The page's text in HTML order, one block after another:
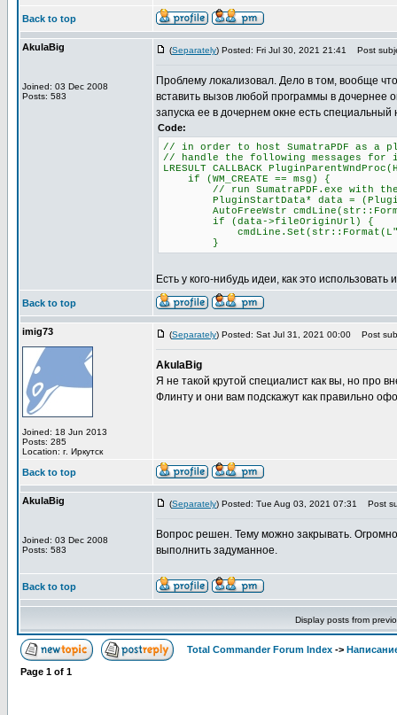
Back to top
AkulaBig
Joined: 03 Dec 2008
Posts: 583
(Separately) Posted: Fri Jul 30, 2021 21:41 Post
Проблему локализовал. Дело в том, вообще
вставить вызов любой программы в дочернее
запуска ее в дочернем окне есть
Code:
// in order to host SumatraPDF as a
// handle the following messages
LRESULT CALLBACK
if (WM_CREATE == msg) {
// run SumatraPDF.exe with the -
PluginStartData* data =
AutoFreeWstr
if (data->fileOriginUrl) {
cmdLine.Set(str::Format(L"-
}
Есть у кого-нибудь идеи, как это
Back to top
imig73
Joined: 18 Jun 2013
Posts: 285
Location: г. Иркутск
(Separately) Posted: Sat Jul 31, 2021 00:00 Post
AkulaBig
Я не такой крутой специалист как вы, но про
Флинту и они вам подскажут как правильно
Back to top
AkulaBig
Joined: 03 Dec 2008
Posts: 583
(Separately) Posted: Tue Aug 03, 2021 07:31 Post
Вопрос решен. Тему можно закрывать.
выполнить задуманное.
Back to top
Display posts from
Total Commander Forum Index ->
Page 1 of 1